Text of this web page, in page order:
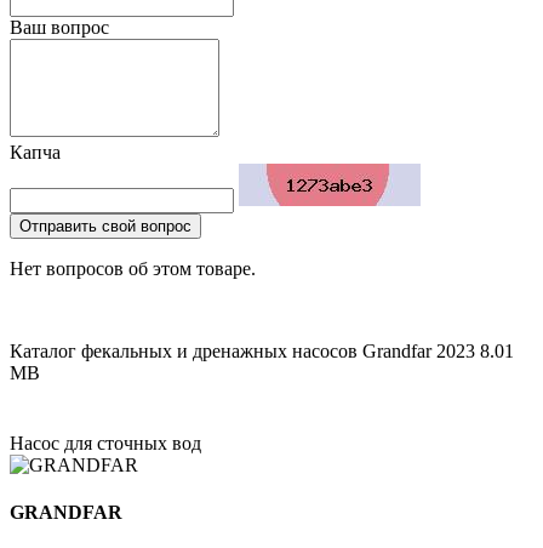
Ваш вопрос
Капча
Отправить свой вопрос
Нет вопросов об этом товаре.
Каталог фекальных и дренажных насосов Grandfar 2023 8.01
MB
Насос для сточных вод
GRANDFAR